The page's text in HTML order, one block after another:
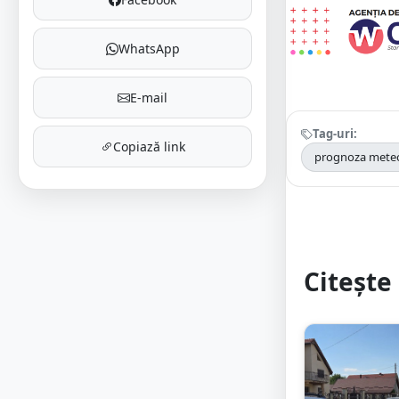
WhatsApp
E-mail
Copiază link
Tag-uri:
prognoza
Citește